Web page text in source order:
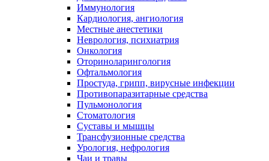
Иммунология
Кардиология, ангиология
Местные анестетики
Неврология, психиатрия
Онкология
Оториноларингология
Офтальмология
Простуда, грипп, вирусные инфекции
Противопаразитарные средства
Пульмонология
Стоматология
Суставы и мышцы
Трансфузионные средства
Урология, нефрология
Чаи и травы